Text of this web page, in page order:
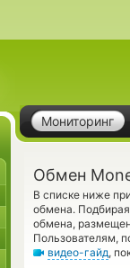
Мониторинг
Обмен
В списке ниже
обмена.
обмена,
Пользователям,
видео-гайд,